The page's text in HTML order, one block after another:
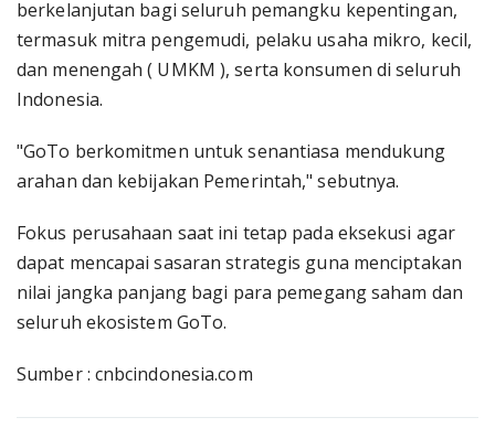
berkelanjutan bagi seluruh pemangku kepentingan,
termasuk mitra pengemudi, pelaku usaha mikro, kecil,
dan menengah ( UMKM ), serta konsumen di seluruh
Indonesia.
"GoTo berkomitmen untuk senantiasa mendukung
arahan dan kebijakan Pemerintah," sebutnya.
Fokus perusahaan saat ini tetap pada eksekusi agar
dapat mencapai sasaran strategis guna menciptakan
nilai jangka panjang bagi para pemegang saham dan
seluruh ekosistem GoTo.
Sumber : cnbcindonesia.com